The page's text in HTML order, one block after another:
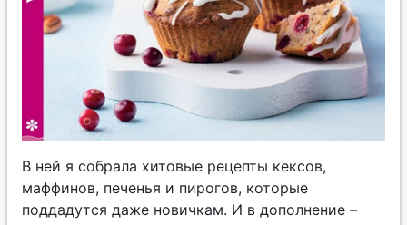
В ней я собрала хитовые рецепты кексов,
маффинов, печенья и пирогов, которые
поддадутся даже новичкам. И в дополнение –